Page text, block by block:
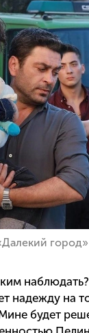
город»
надежду на
будет